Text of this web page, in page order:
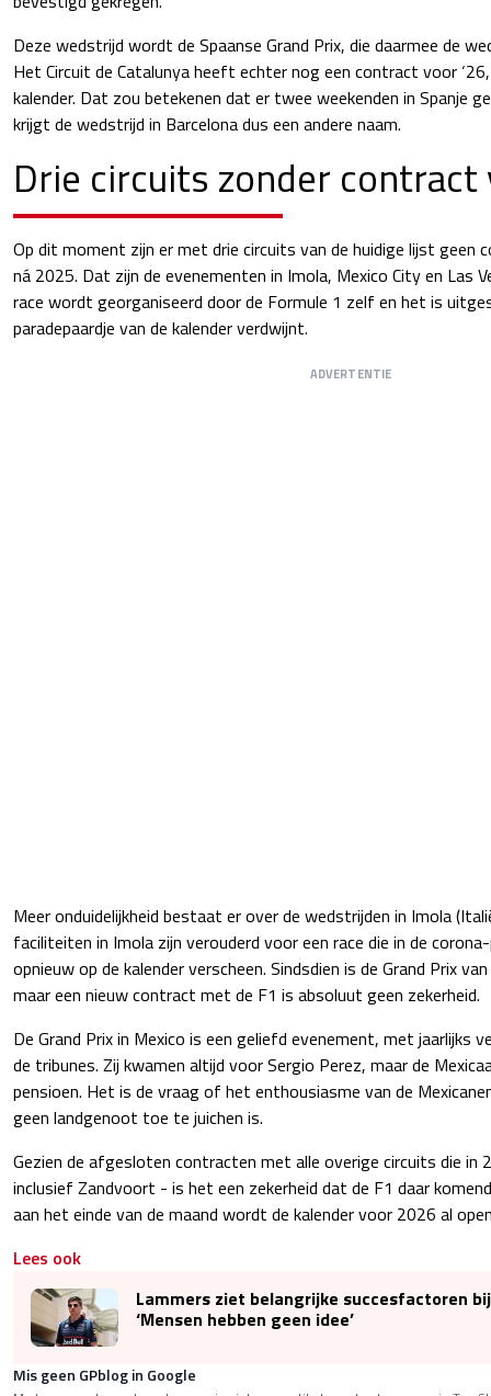
Deze wedstrijd wordt de Spaanse Grand Prix, die daarmee de
Het Circuit de Catalunya heeft echter nog een contract voor
kalender. Dat zou betekenen dat er twee weekenden in Spanje
krijgt de wedstrijd in Barcelona dus een andere naam.
Drie circuits zonder
Op dit moment zijn er met drie circuits van de huidige lijst
ná 2025. Dat zijn de evenementen in Imola, Mexico City en Las
race wordt georganiseerd door de Formule 1 zelf en het is
paradepaardje van de kalender verdwijnt.
ADVERTENTIE
Meer onduidelijkheid bestaat er over de wedstrijden in Imola
faciliteiten in Imola zijn verouderd voor een race die in de
opnieuw op de kalender verscheen. Sindsdien is de Grand Prix
maar een nieuw contract met de F1 is absoluut geen zekerheid.
De Grand Prix in Mexico is een geliefd evenement, met jaarlijks
de tribunes. Zij kwamen altijd voor Sergio Perez, maar de
pensioen. Het is de vraag of het enthousiasme van de
geen landgenoot toe te juichen is.
Gezien de afgesloten contracten met alle overige circuits die in
inclusief Zandvoort - is het een zekerheid dat de F1 daar
aan het einde van de maand wordt de kalender voor 2026 al
Lees ook
Lammers ziet belangrijke succesfactoren
‘Mensen hebben geen idee’
Mis geen GPblog in Google